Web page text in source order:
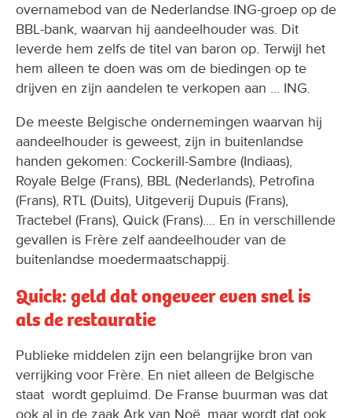
overnamebod van de Nederlandse ING-groep op de
BBL-bank, waarvan hij aandeelhouder was. Dit
leverde hem zelfs de titel van baron op. Terwijl het
hem alleen te doen was om de biedingen op te
drijven en zijn aandelen te verkopen aan ... ING.
De meeste Belgische ondernemingen waarvan hij
aandeelhouder is geweest, zijn in buitenlandse
handen gekomen: Cockerill-Sambre (Indiaas),
Royale Belge (Frans), BBL (Nederlands), Petrofina
(Frans), RTL (Duits), Uitgeverij Dupuis (Frans),
Tractebel (Frans), Quick (Frans).... En in verschillende
gevallen is Frère zelf aandeelhouder van de
buitenlandse moedermaatschappij.
Quick: geld dat ongeveer even snel is
als de restauratie
Publieke middelen zijn een belangrijke bron van
verrijking voor Frère. En niet alleen de Belgische
staat wordt gepluimd. De Franse buurman was dat
ook al in de zaak Ark van Noë, maar wordt dat ook